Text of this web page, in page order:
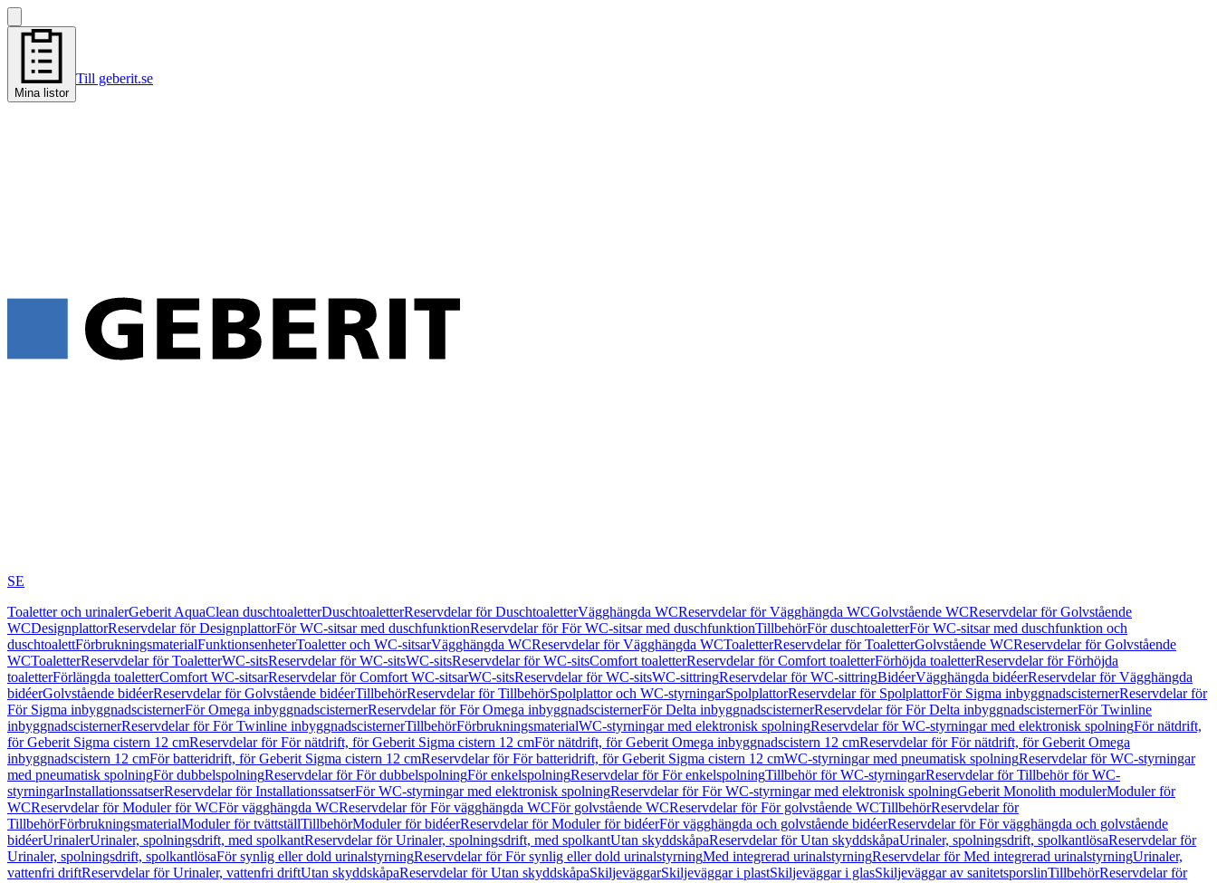
Mina listor
Till geberit.se
SE
Toaletter och urinalerGeberit AquaClean duschtoaletterDuschtoaletterReservdelar för DuschtoaletterVägghängda WCReservdelar för Vägghängda WCGolvstående WCReservdelar för Golvstående
WCDesignplattorReservdelar för DesignplattorFör WC-sitsar med duschfunktionReservdelar för För WC-sitsar med duschfunktionTillbehörFör duschtoaletterFör WC-sitsar med duschfunktion och
duschtoalettFörbrukningsmaterialFunktionsenheterToaletter och WC-sitsarVägghängda WCReservdelar för Vägghängda WCToaletterReservdelar för ToaletterGolvstående WCReservdelar för Golvstående
WCToaletterReservdelar för ToaletterWC-sitsReservdelar för WC-sitsWC-sitsReservdelar för WC-sitsComfort toaletterReservdelar för Comfort toaletterFörhöjda toaletterReservdelar för Förhöjda
toaletterFörlängda toaletterComfort WC-sitsarReservdelar för Comfort WC-sitsarWC-sitsReservdelar för WC-sitsWC-sittringReservdelar för WC-sittringBidéerVägghängda bidéerReservdelar för Vägghängda
bidéerGolvstående bidéerReservdelar för Golvstående bidéerTillbehörReservdelar för TillbehörSpolplattor och WC-styrningarSpolplattorReservdelar för SpolplattorFör Sigma inbyggnadscisternerReservdelar för
För Sigma inbyggnadscisternerFör Omega inbyggnadscisternerReservdelar för För Omega inbyggnadscisternerFör Delta inbyggnadscisternerReservdelar för För Delta inbyggnadscisternerFör Twinline
inbyggnadscisternerReservdelar för För Twinline inbyggnadscisternerTillbehörFörbrukningsmaterialWC-styrningar med elektronisk spolningReservdelar för WC-styrningar med elektronisk spolningFör nätdrift,
för Geberit Sigma cistern 12 cmReservdelar för För nätdrift, för Geberit Sigma cistern 12 cmFör nätdrift, för Geberit Omega inbyggnadscistern 12 cmReservdelar för För nätdrift, för Geberit Omega
inbyggnadscistern 12 cmFör batteridrift, för Geberit Sigma cistern 12 cmReservdelar för För batteridrift, för Geberit Sigma cistern 12 cmWC-styrningar med pneumatisk spolningReservdelar för WC-styrningar
med pneumatisk spolningFör dubbelspolningReservdelar för För dubbelspolningFör enkelspolningReservdelar för För enkelspolningTillbehör för WC-styrningarReservdelar för Tillbehör för WC-
styrningarInstallationssatserReservdelar för InstallationssatserFör WC-styrningar med elektronisk spolningReservdelar för För WC-styrningar med elektronisk spolningGeberit Monolith modulerModuler för
WCReservdelar för Moduler för WCFör vägghängda WCReservdelar för För vägghängda WCFör golvstående WCReservdelar för För golvstående WCTillbehörReservdelar för
TillbehörFörbrukningsmaterialModuler för tvättställTillbehörModuler för bidéerReservdelar för Moduler för bidéerFör vägghängda och golvstående bidéerReservdelar för För vägghängda och golvstående
bidéerUrinalerUrinaler, spolningsdrift, med spolkantReservdelar för Urinaler, spolningsdrift, med spolkantUtan skyddskåpaReservdelar för Utan skyddskåpaUrinaler, spolningsdrift, spolkantlösaReservdelar för
Urinaler, spolningsdrift, spolkantlösaFör synlig eller dold urinalstyrningReservdelar för För synlig eller dold urinalstyrningMed integrerad urinalstyrningReservdelar för Med integrerad urinalstyrningUrinaler,
vattenfri driftReservdelar för Urinaler, vattenfri driftUtan skyddskåpaReservdelar för Utan skyddskåpaSkiljeväggarSkiljeväggar i plastSkiljeväggar i glasSkiljeväggar av sanitetsporslinTillbehörReservdelar för